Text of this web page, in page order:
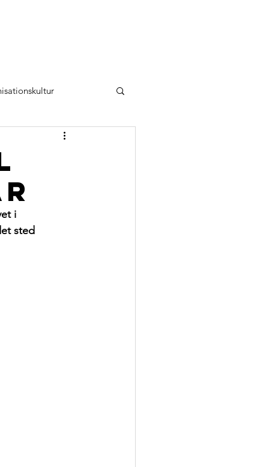
i
sted